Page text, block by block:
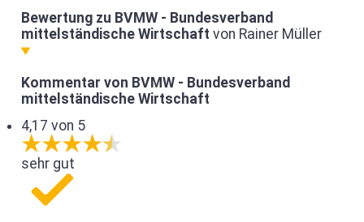
Bewertung zu BVMW - Bundesverband
mittelständische Wirtschaft von Rainer Müller
Kommentar von BVMW - Bundesverband
mittelständische Wirtschaft
4,17 von 5
sehr gut